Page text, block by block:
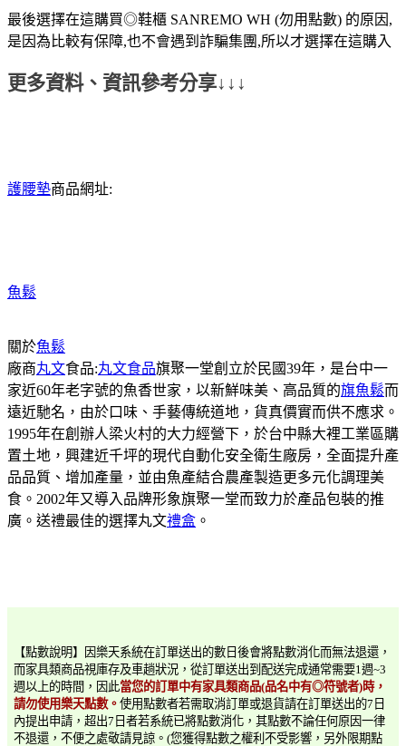
最後選擇在這購買◎鞋櫃 SANREMO WH (勿用點數) 的原因,
是因為比較有保障,也不會遇到詐騙集團,所以才選擇在這購入
更多資料、資訊參考分享↓↓↓
護腰墊商品網址:
魚鬆
關於魚鬆
廠商丸文食品:丸文食品旗聚一堂創立於民國39年，是台中一
家近60年老字號的魚香世家，以新鮮味美、高品質的旗魚鬆而
遠近馳名，由於口味、手藝傳統道地，貨真價實而供不應求。
1995年在創辦人梁火村的大力經營下，於台中縣大裡工業區購
置土地，興建近千坪的現代自動化安全衛生廠房，全面提升產
品品質、增加產量，並由魚產結合農產製造更多元化調理美
食。2002年又導入品牌形象旗聚一堂而致力於產品包裝的推
廣。送禮最佳的選擇丸文禮盒 。
【點數說明】因樂天系統在訂單送出的數日後會將點數消化而無法退還，
而家具類商品視庫存及車趟狀況，從訂單送出到配送完成通常需要1週~3
週以上的時間，因此當您的訂單中有家具類商品(品名中有◎符號者)時，
請勿使用樂天點數。 使用點數者若需取消訂單或退貨請在訂單送出的7日
內提出申請，超出7日者若系統已將點數消化，其點數不論任何原因一律
不退還，不便之處敬請見諒。(您獲得點數之權利不受影響，另外限期點